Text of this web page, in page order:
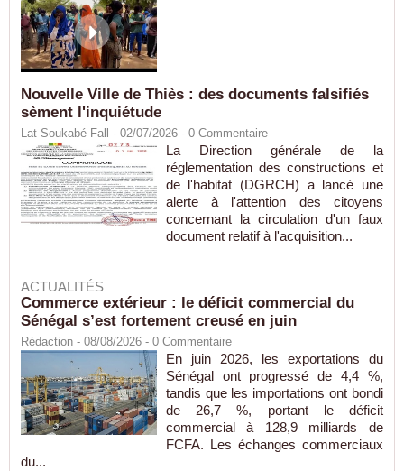
Nouvelle Ville de Thiès : des documents falsifiés
sèment l'inquiétude
Lat Soukabé Fall - 02/07/2026 - 0 Commentaire
La Direction générale de la
réglementation des constructions et
de l'habitat (DGRCH) a lancé une
alerte à l'attention des citoyens
concernant la circulation d'un faux
document relatif à l'acquisition...
ACTUALITÉS
Commerce extérieur : le déficit commercial du
Sénégal s’est fortement creusé en juin
Rédaction - 08/08/2026 - 0 Commentaire
En juin 2026, les exportations du
Sénégal ont progressé de 4,4 %,
tandis que les importations ont bondi
de 26,7 %, portant le déficit
commercial à 128,9 milliards de
FCFA. Les échanges commerciaux
du...